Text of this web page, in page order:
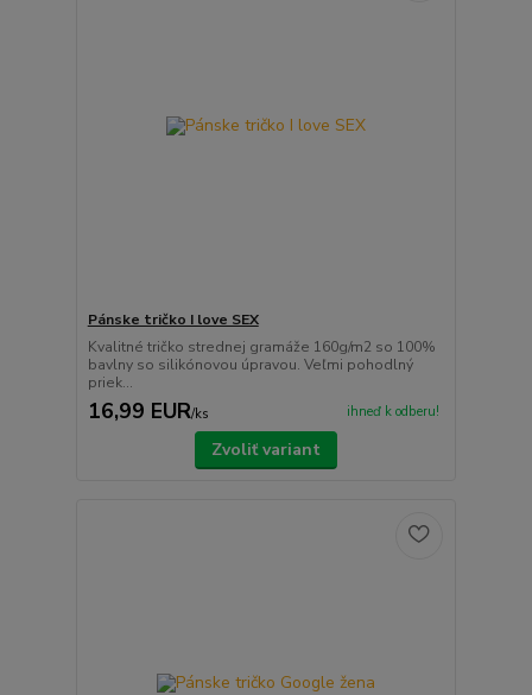
Pánske tričko I love SEX
Kvalitné tričko strednej gramáže 160g/m2 so 100%
bavlny so silikónovou úpravou. Veľmi pohodlný
priek...
16,99 EUR/ks ihneď k odberu!
Zvoliť variant